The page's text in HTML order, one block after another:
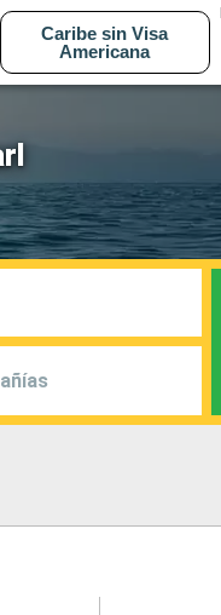
Caribe sin Visa
Americana